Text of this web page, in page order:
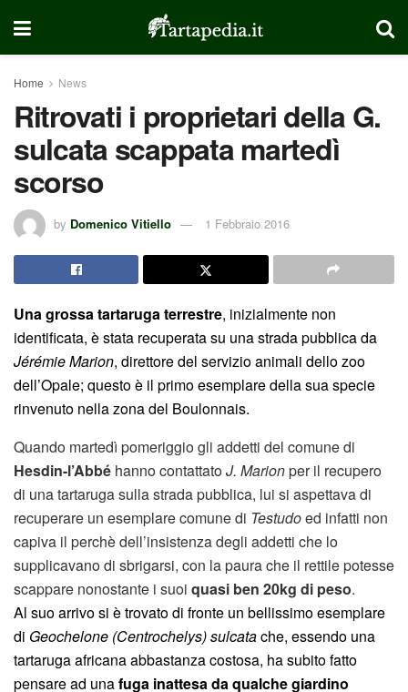
Home News
Ritrovati i proprietari della G.
sulcata scappata martedì
scorso
by Domenico Vitiello 1 Febbraio 2016
Una grossa tartaruga terrestre, inizialmente non
identificata, è stata recuperata su una strada pubblica da
Jérémie Marion, direttore del servizio animali dello zoo
dell’Opale; questo è il primo esemplare della sua specie
rinvenuto nella zona del Boulonnais.
Quando martedì pomeriggio gli addetti del comune di
Hesdin-l’Abbé hanno contattatoJ. Marionper il recupero
di una tartaruga sulla strada pubblica, lui si aspettava di
recuperare un esemplare comune di Testudoed infatti non
capiva il perchè dell’insistenza degli addetti che lo
supplicavano di sbrigarsi, con la paura che il rettile potesse
scappare nonostante i suoi quasi ben 20kg di peso.
Al suo arrivo si è trovato di fronte un bellissimo esemplare
di Geochelone (Centrochelys) sulcatache, essendo una
tartaruga africana abbastanza costosa, ha subito fatto
pensare ad unafuga inattesa da qualche giardino